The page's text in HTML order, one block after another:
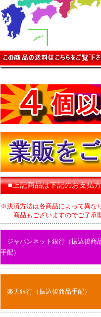
■上記商品は下記のお支払
※決済方法は各商品によって異な
商品もございますのでご了承願
ジャパンネット銀行（振込後商
手配）
楽天銀行（振込後商品手配）